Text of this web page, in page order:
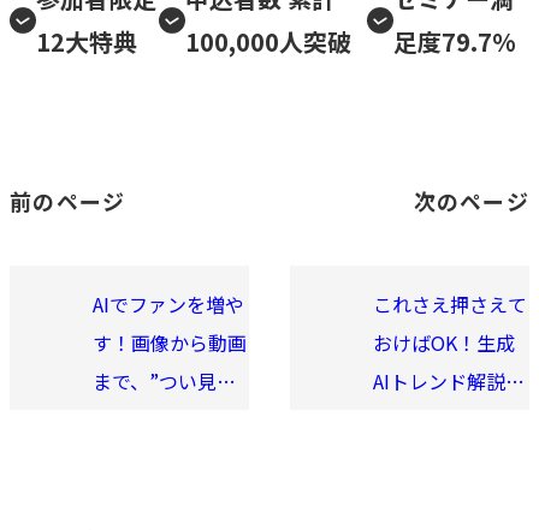
12大特典
100,000人突破
足度79.7%
前のページ
AIでファンを増や
す！画像から動画
まで、”つい見て
次のページ
これさえ押さえて
おけばOK！生成
AIトレンド解説〜